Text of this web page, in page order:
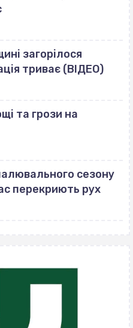
загорілося
триває (ВІДЕО)
та грози на
сезону
перекриють рух